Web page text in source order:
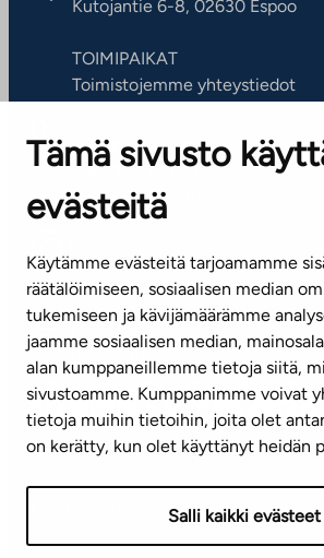
Tämä sivusto
evästeitä
Käytämme evästeitä tarjoamamme
räätälöimiseen, sosiaalisen median
tukemiseen ja kävijämäärämme
jaamme sosiaalisen median,
alan kumppaneillemme tietoja siitä,
sivustoamme. Kumppanimme voivat
tietoja muihin tietoihin, joita olet
on kerätty, kun olet käyttänyt heidän
Salli kaikki evästeet
Kutojantie 6-8, 02630 Espoo
TOIMIPAIKAT
Toimistojemme yhteystiedot
ASIAKASPALVELUKESKUS
Puh. 045 7734 3777
(arkisin klo 8-16)
info@ta.fi
Tilaa uutiskirje
Tietosuojaseloste